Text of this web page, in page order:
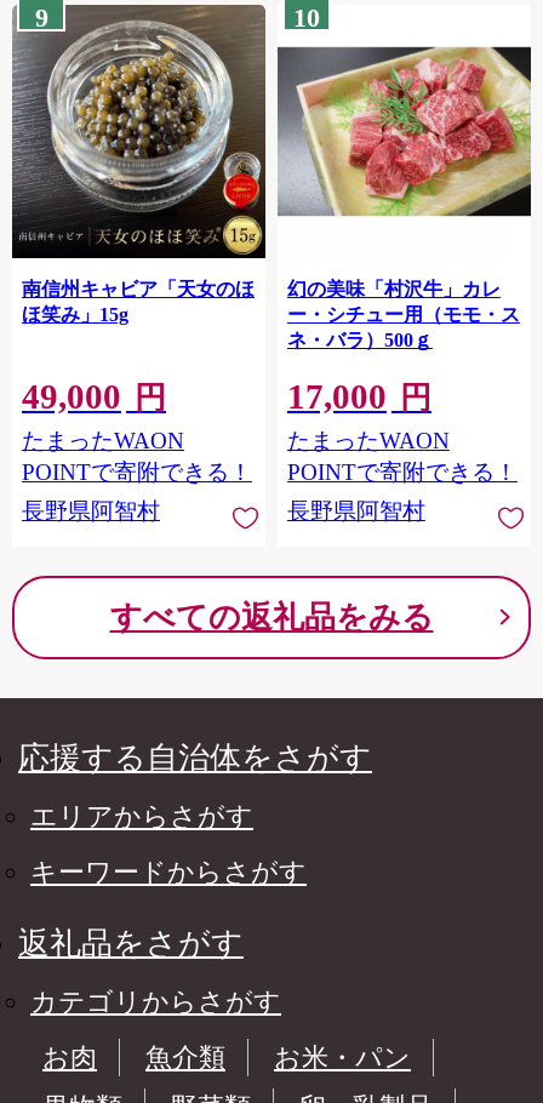
9
南信州キャビア「天女のほ
ほ笑み」15g
49,000 円
たまったWAON
POINTで寄附できる！
長野県阿智村
10
幻の美味「村沢牛」カレ
ー・シチュー用（モモ・ス
ネ・バラ）500ｇ
17,000 円
たまったWAON
POINTで寄附できる！
長野県阿智村
すべての返礼品をみる
応援する自治体をさがす
エリアからさがす
キーワードからさがす
返礼品をさがす
カテゴリからさがす
お肉
魚介類
お米・パン